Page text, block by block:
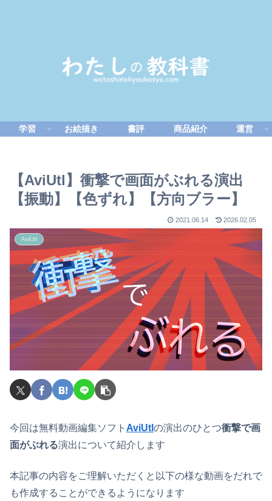
学習 お絵描き 書評 商品紹介 運営
【AviUtl】衝撃で画面がぶれる演出
【振動】【色ずれ】【方向ブラー】
2021.06.14 2026.02.05
AviUtl
今回は無料動画編集ソフト AviUtl の演出のひとつ衝撃で画
面がぶれる演出について紹介します
本記事の内容をご理解いただくと以下の様な動画をだれで
も作成することができるようになります